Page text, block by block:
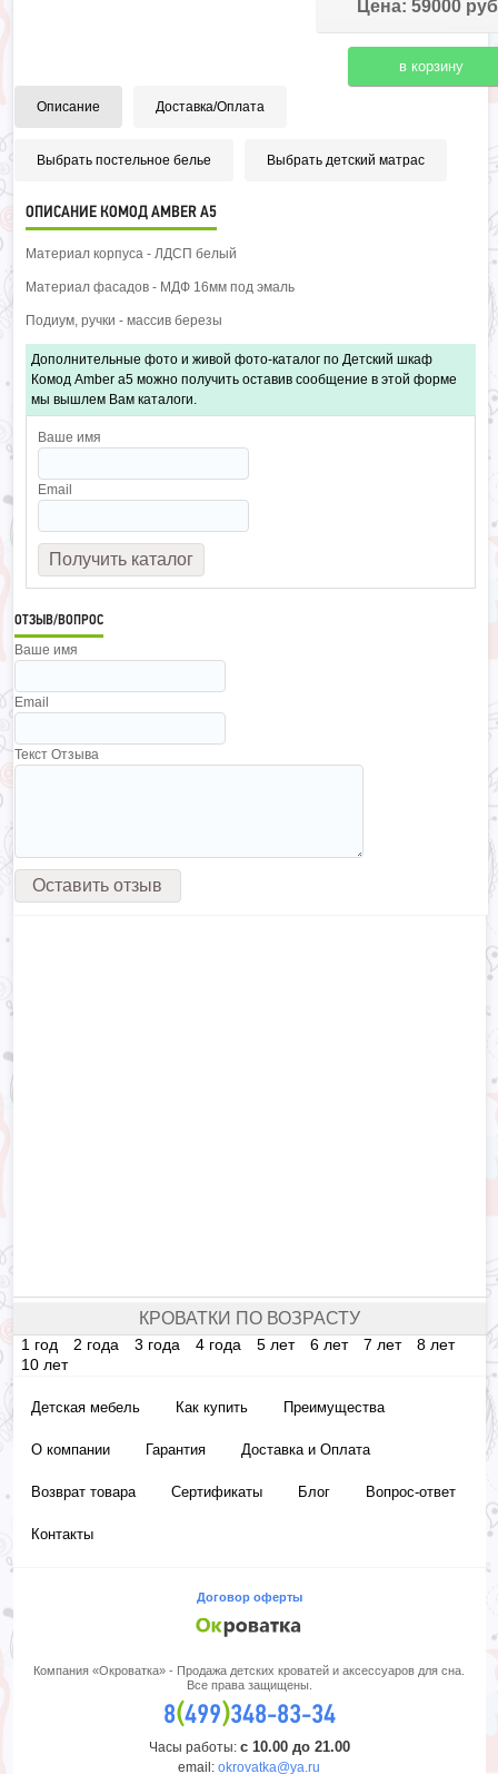
Цена: 59000
Описание Доставка/Оплата
Выбрать постельное белье Выбрать детский матрас
ОПИСАНИЕ КОМОД AMBER A5
Материал корпуса - ЛДСП белый
Материал фасадов - МДФ 16мм под эмаль
Подиум, ручки - массив березы
Дополнительные фото и живой фото-каталог по Детский шкаф
Комод Amber a5 можно получить оставив сообщение в этой форме
мы вышлем Вам каталоги.
Ваше имя
Email
ОТЗЫВ/ВОПРОС
Ваше имя
Email
Текст Отзыва
КРОВАТКИ ПО ВОЗРАСТУ
1 год 2 года 3 года 4 года 5 лет 6 лет 7 лет
8 лет
10 лет
Детская мебель Как купить Преимущества
О компании Гарантия Доставка и Оплата
Возврат товара Сертификаты Блог Вопрос-ответ
Контакты
Договор оферты
Компания «Окроватка» - Продажа детских кроватей и аксессуаров для сна.
Все права защищены.
8(499)348-83-34
Часы работы: с 10.00 до 21.00
email: okrovatka@ya.ru